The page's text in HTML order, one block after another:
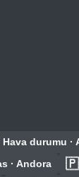
Hava durumu ·
· Andora